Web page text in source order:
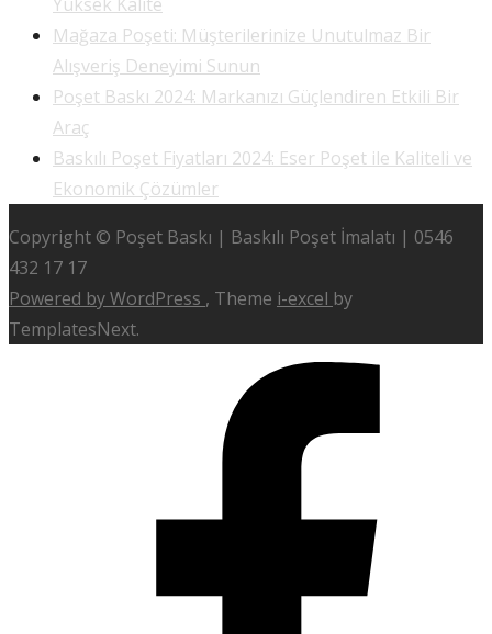
Mağaza Poşeti: Müşterilerinize Unutulmaz Bir
Alışveriş Deneyimi Sunun
Poşet Baskı 2024: Markanızı Güçlendiren Etkili Bir
Araç
Baskılı Poşet Fiyatları 2024: Eser Poşet ile Kaliteli ve
Ekonomik Çözümler
Copyright © Poşet Baskı | Baskılı Poşet İmalatı | 0546
432 17 17
Powered by WordPress , Theme i-excel by
TemplatesNext.